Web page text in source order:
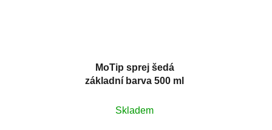
MoTip sprej šedá
základní barva 500 ml
Skladem